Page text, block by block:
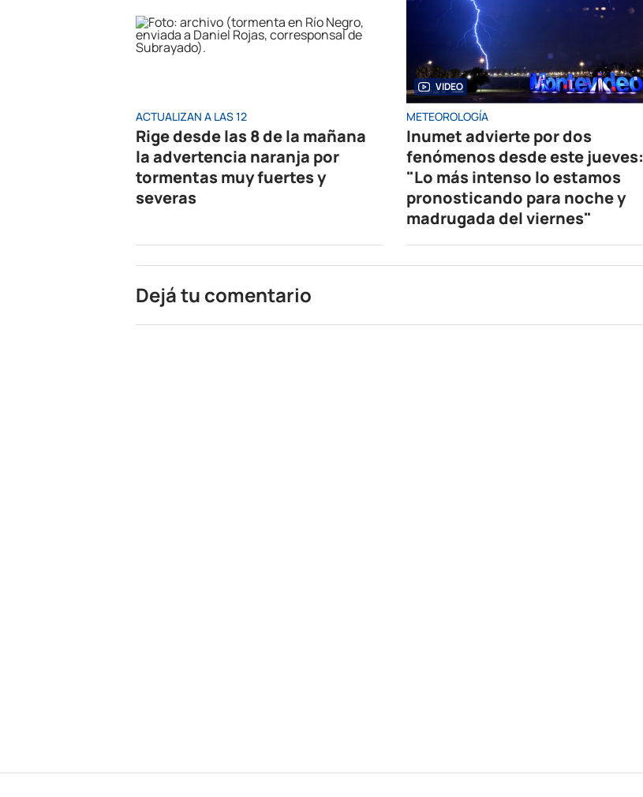
ACTUALIZAN A LAS 12
Rige desde las 8 de la mañana
la advertencia naranja por
tormentas muy fuertes y
severas
VIDEO
METEOROLOGÍA
Inumet advierte por dos
fenómenos desde este jueves:
"Lo más intenso lo estamos
pronosticando para noche y
madrugada del viernes"
Dejá tu comentario